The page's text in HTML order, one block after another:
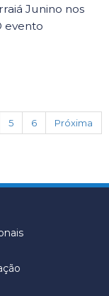
Junino nos
evento
5 6
Próxima